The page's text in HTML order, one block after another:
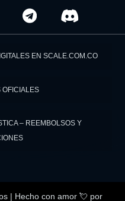
EN SCALE.COM.CO
– REEMBOLSOS Y
| Hecho con amor 💘 por